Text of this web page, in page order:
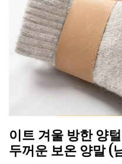
이트 겨울 방한 양
두꺼운 보온 양말 (